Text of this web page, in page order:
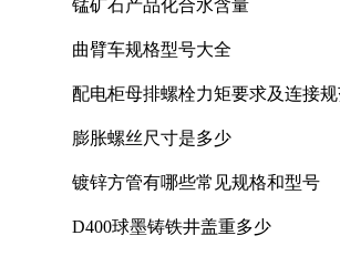
锰矿石产品化合水含量
曲臂车规格型号大全
配电柜母排螺栓力矩要求及连接
膨胀螺丝尺寸是多少
镀锌方管有哪些常见规格和型号
D400球墨铸铁井盖重多少